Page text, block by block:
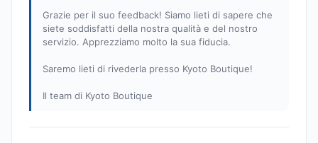
Grazie per il suo feedback! Siamo lieti di sapere che
siete soddisfatti della nostra qualità e del nostro
servizio. Apprezziamo molto la sua fiducia.
Saremo lieti di rivederla presso Kyoto Boutique!
Il team di Kyoto Boutique